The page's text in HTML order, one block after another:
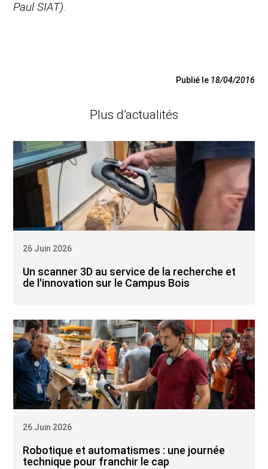
Paul SIAT).
Publié le 18/04/2016
Plus d’actualités
Un scanner 3D au service de la recherche et
de l'innovation sur le Campus Bois
26 Juin 2026
Robotique et automatismes : une journée
technique pour franchir le cap
26 Juin 2026